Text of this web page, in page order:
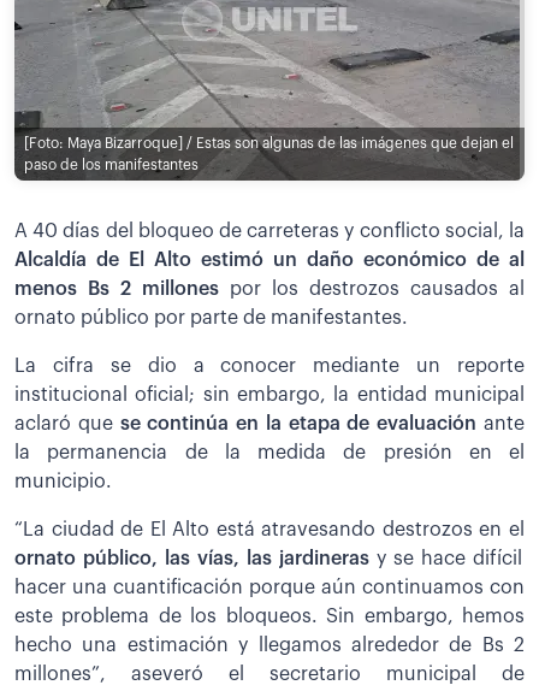
[Foto: Maya Bizarroque] / Estas son algunas de las imágenes que dejan el
paso de los manifestantes
A 40 días del bloqueo de carreteras y conflicto social, la
Alcaldía de El Alto estimó un daño económico de al
menos Bs 2 millones por los destrozos causados al
ornato público por parte de manifestantes.
La cifra se dio a conocer mediante un reporte
institucional oficial; sin embargo, la entidad municipal
aclaró que se continúa en la etapa de evaluaciónante
la permanencia de la medida de presión en el
municipio.
“La ciudad de El Alto está atravesando destrozos en el
ornato público, las vías, las jardineras y se hace difícil
hacer una cuantificación porque aún continuamos con
este problema de los bloqueos. Sin embargo, hemos
hecho una estimación y llegamos alrededor de Bs 2
millones”, aseveró el secretario municipal de